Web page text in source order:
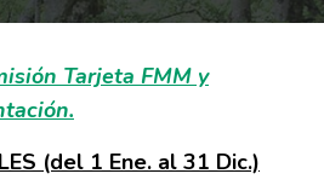
Tarjeta FMM y
(del 1 Ene. al 31 Dic.)